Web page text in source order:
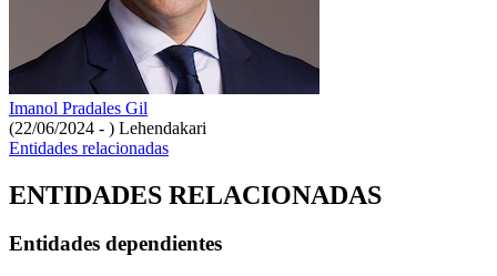
Imanol Pradales Gil
(22/06/2024 - ) Lehendakari
Entidades relacionadas
ENTIDADES RELACIONADAS
Entidades dependientes